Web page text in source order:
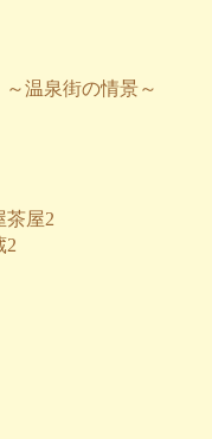
温泉街の情景～
茶屋2
2